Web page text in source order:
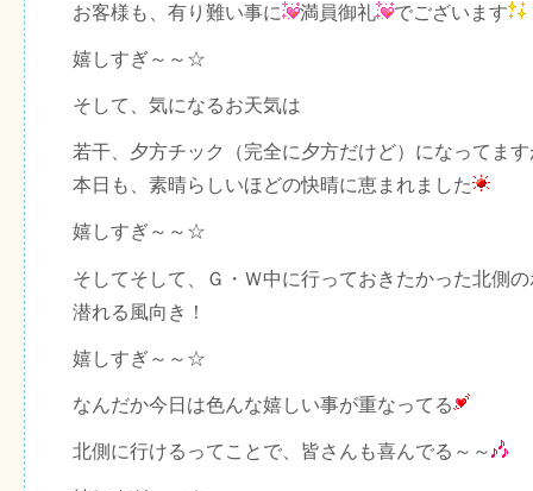
お客様も、有り難い事に 満員御礼 でございます
嬉しすぎ～～☆
そして、気になるお天気は
若干、夕方チック（完全に夕方だけど）になってます
本日も、素晴らしいほどの快晴に恵まれました
嬉しすぎ～～☆
そしてそして、Ｇ・Ｗ中に行っておきたかった北側
潜れる風向き！
嬉しすぎ～～☆
なんだか今日は色んな嬉しい事が重なってる
北側に行けるってことで、皆さんも喜んでる～～